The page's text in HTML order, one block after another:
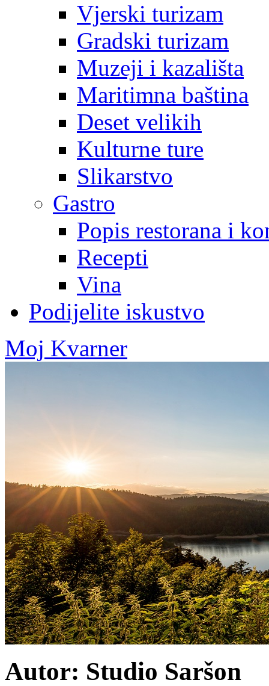
Vjerski turizam
Gradski turizam
Muzeji i kazališta
Maritimna baština
Deset velikih
Kulturne ture
Slikarstvo
Gastro
Popis restorana i
Recepti
Vina
Podijelite iskustvo
Moj Kvarner
Autor: Studio Saršon